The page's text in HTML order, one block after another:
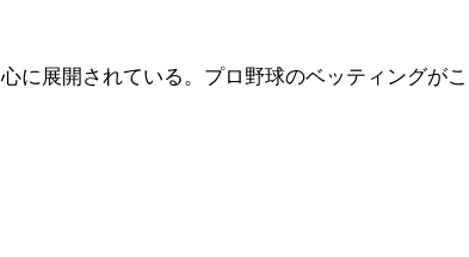
に展開されている。プロ野球のベッティングがこ